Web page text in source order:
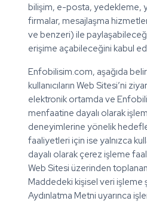
bilişim, e-posta, yedekleme,
firmalar, mesajlaşma
ve benzeri) ile
erişime açabileceğini kabul
Enfobilisim.com, aşağıda
kullanıcıların Web Sitesi’ni
elektronik ortamda ve
menfaatine dayalı olarak
deneyimlerine yönelik
faaliyetleri için ise yalnızca
dayalı olarak çerez işleme
Web Sitesi üzerinden
Maddedeki kişisel veri işleme
Aydınlatma Metni uyarınca